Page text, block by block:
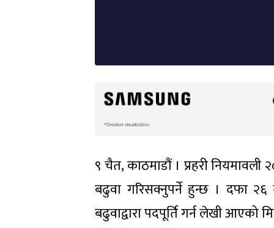
९ चैत, काठमाडौं । प्रहरी
बढुवा गरिसक्नुपर्ने हुन्छ । दफा
बढुवाद्वारा पदपूर्ति गर्न लेखी आएको